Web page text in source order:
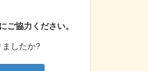
ご協力ください。
ましたか?